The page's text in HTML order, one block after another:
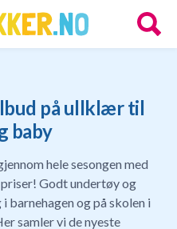
på ullklær til
baby
hele sesongen med
Godt undertøy og
barnehagen og på skolen i
samler vi de nyeste